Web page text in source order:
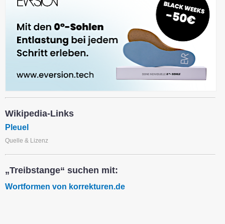
Wikipedia-Links
Pleuel
Quelle & Lizenz
„Treibstange“ suchen mit:
Wortformen von korrekturen.de